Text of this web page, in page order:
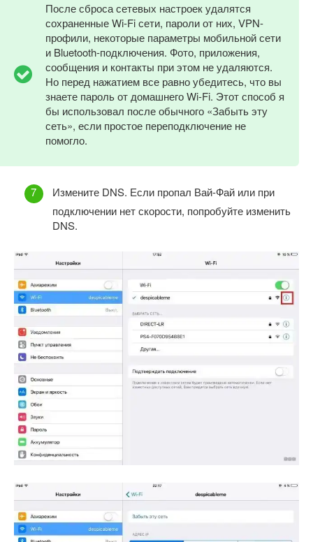
После сброса сетевых настроек удалятся
сохраненные Wi-Fi сети, пароли от них, VPN-
профили, некоторые параметры мобильной сети
и Bluetooth-подключения. Фото, приложения,
сообщения и контакты при этом не удаляются.
Но перед нажатием все равно убедитесь, что вы
знаете пароль от домашнего Wi-Fi. Этот способ я
бы использовал после обычного «Забыть эту
сеть», если простое переподключение не
помогло.
Измените DNS. Если пропал Вай-Фай или при
подключении нет скорости, попробуйте изменить
DNS.